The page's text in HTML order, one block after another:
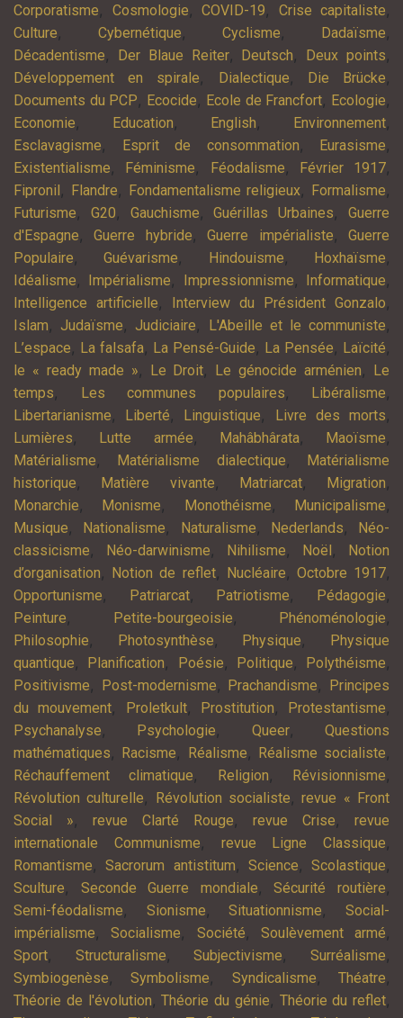
Corporatisme, Cosmologie, COVID-19, Crise capitaliste,
Culture, Cybernétique, Cyclisme, Dadaïsme,
Décadentisme, Der Blaue Reiter, Deutsch, Deux points,
Développement en spirale, Dialectique, Die Brücke,
Documents du PCP, Ecocide, Ecole de Francfort, Ecologie,
Economie, Education, English, Environnement,
Esclavagisme, Esprit de consommation, Eurasisme,
Existentialisme, Féminisme, Féodalisme, Février 1917,
Fipronil , Flandre, Fondamentalisme religieux, Formalisme,
Futurisme, G20, Gauchisme,Guérillas Urbaines,Guerre
d'Espagne,Guerre hybride,Guerre impérialiste,Guerre
Populaire,Guévarisme, Hindouisme, Hoxhaïsme,
Idéalisme, Impérialisme, Impressionnisme, Informatique,
Intelligence artificielle, Interview du Président Gonzalo,
Islam, Judaïsme, Judiciaire, L'Abeille et le communiste,
L’espace, La falsafa, La Pensé-Guide, La Pensée, Laïcité,
le « ready made », Le Droit, Le génocide arménien,
Le
temps, Les communes populaires, Libéralisme,
Libertarianisme, Liberté, Linguistique, Livre des morts,
Lumières, Lutte armée, Mahâbhârata, Maoïsme,
Matérialisme, Matérialisme dialectique,
Matérialisme
historique, Matière vivante, Matriarcat, Migration,
Monarchie, Monisme, Monothéisme, Municipalisme,
Musique, Nationalisme, Naturalisme, Nederlands,
Néo-
classicisme, Néo-darwinisme, Nihilisme, Noël ,
Notion
d’organisation, Notion de reflet, Nucléaire, Octobre 1917,
Opportunisme, Patriarcat, Patriotisme, Pédagogie,
Peinture, Petite-bourgeoisie, Phénoménologie,
Philosophie, Photosynthèse, Physique,
Physique
quantique, Planification, Poésie, Politique, Polythéisme,
Positivisme, Post-modernisme, Prachandisme,
Principes
du mouvement, Proletkult, Prostitution, Protestantisme,
Psychanalyse, Psychologie, Queer,Questions
mathématiques, Racisme, Réalisme, Réalisme socialiste,
Réchauffement climatique, Religion, Révisionnisme,
Révolution culturelle, Révolution socialiste,revue « Front
Social », revue Clarté Rouge, revue Crise, revue
internationale Communisme, revue Ligne Classique,
Romantisme,Sacrorum antistitum, Science, Scolastique,
Sculture, Seconde Guerre mondiale,Sécurité routière,
Semi-féodalisme, Sionisme,Situationnisme,Social-
impérialisme,Socialisme, Société, Soulèvement armé,
Sport, Structuralisme,Subjectivisme,Surréalisme,
Symbiogenèse,Symbolisme, Syndicalisme,Théatre,
Théorie de l'évolution,Théorie du génie, Théorie du reflet,